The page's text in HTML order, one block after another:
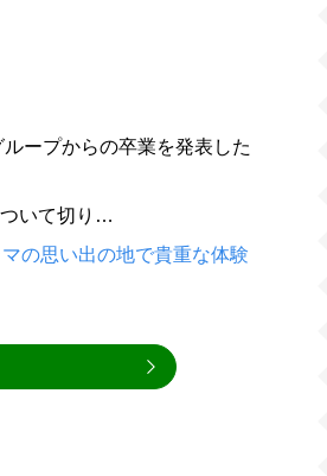
ープからの卒業を発表した
いて切り…
の思い出の地で貴重な体験